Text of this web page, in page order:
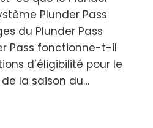
Plunder Pass
du Plunder Pass
Pass fonctionne-t-il
d’éligibilité pour le
de la saison du…